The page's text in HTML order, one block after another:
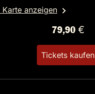
anzeigen
79,90 €
Tickets kaufen